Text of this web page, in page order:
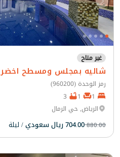
غير متاح
شاليه بمجلس ومسطح اخضر
رمز الوحدة (960200)
الرياض, حي الرمال
880.00704.00 ريال سعودي / ليلة